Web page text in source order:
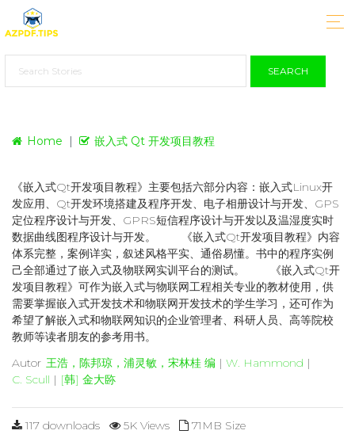
SEARCH
Home 嵌入式 Qt 开发项目教程
《嵌入式Qt开发项目教程》主要包括六部分内容：嵌入式Linux开
发应用、Qt开发环境搭建及程序开发、电子相册设计与开发、GPS
定位程序设计与开发、GPRS短信程序设计与开发以及温湿度实时
数据曲线图程序设计与开发。 《嵌入式Qt开发项目教程》内容
体系完整，案例详实，叙述风格平实、通俗易懂。书中的程序实例
己全部通过了嵌入式及物联网实训平台的测试。 《嵌入式Qt开
发项目教程》可作为嵌入式与物联网工程相关专业的教材使用，供
需要掌握嵌入式开发技术和物联网开发技术的学生学习，还可作为
希望了解嵌入式和物联网知识的企业管理者、科研人员、高等院校
教师等读者朋友的参考用书。
Autor 王浩，陈邦琼，浦灵敏，宋林桂 编 | W. Hammond |
C. Scull | [韩] 金大䑐
117 downloads 5K Views
71MB Size